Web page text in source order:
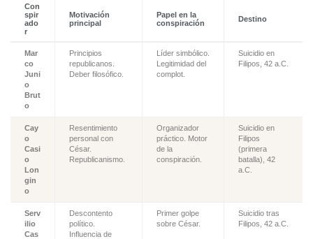
Con
spir
ado
r
Motivación
principal
Papel en la
conspiración
Destino
Mar
co
Juni
o
Brut
o
Principios
republicanos.
Deber filosófico.
Líder simbólico.
Legitimidad del
complot.
Suicidio en
Filipos, 42 a.C.
Cay
o
Casi
o
Lon
gin
o
Resentimiento
personal con
César.
Republicanismo.
Organizador
práctico. Motor
de la
conspiración.
Suicidio en
Filipos
(primera
batalla), 42
a.C.
Serv
ilio
Cas
Descontento
político.
Influencia de
Primer golpe
sobre César.
Suicidio tras
Filipos, 42 a.C.